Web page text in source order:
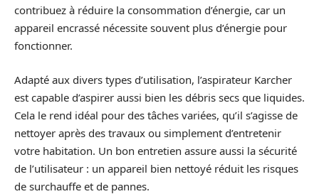
contribuez à réduire la consommation d’énergie, car un
appareil encrassé nécessite souvent plus d’énergie pour
fonctionner.
Adapté aux divers types d’utilisation, l’aspirateur Karcher
est capable d’aspirer aussi bien les débris secs que liquides.
Cela le rend idéal pour des tâches variées, qu’il s’agisse de
nettoyer après des travaux ou simplement d’entretenir
votre habitation. Un bon entretien assure aussi la sécurité
de l’utilisateur : un appareil bien nettoyé réduit les risques
de surchauffe et de pannes.